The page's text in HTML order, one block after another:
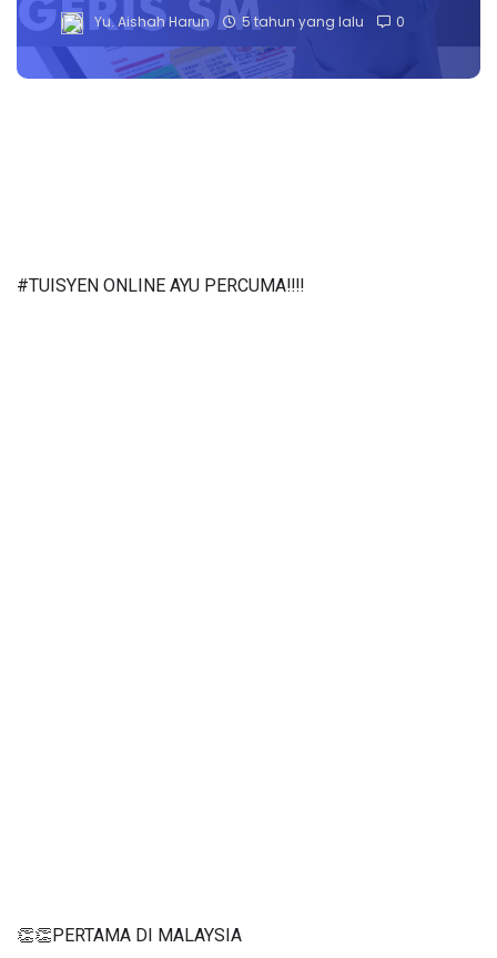
Yu. Aishah Harun 5 tahun yang lalu 0
#TUISYEN ONLINE AYU PERCUMA‼️‼️
👏👏PERTAMA DI MALAYSIA